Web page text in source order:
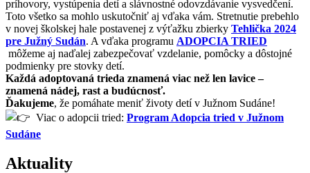
príhovory, vystúpenia detí a slávnostné odovzdávanie vysvedčení.
Toto všetko sa mohlo uskutočniť aj vďaka vám. Stretnutie prebehlo
v novej školskej hale postavenej z výťažku zbierky Tehlička 2024
pre Južný Sudán. A vďaka programu ADOPCIA TRIED
môžeme aj naďalej zabezpečovať vzdelanie, pomôcky a dôstojné
podmienky pre stovky detí.
Každá adoptovaná trieda znamená viac než len lavice –
znamená nádej, rast a budúcnosť.
Ďakujeme, že pomáhate meniť životy detí v Južnom Sudáne!
Viac o adopcii tried: Program Adopcia tried v Južnom
Sudáne
Aktuality